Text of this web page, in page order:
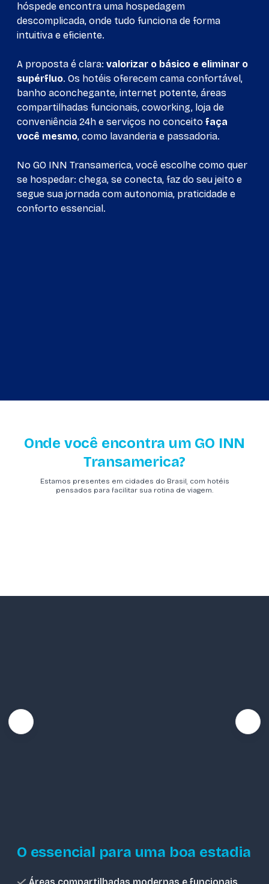
hóspede encontra uma hospedagem
descomplicada, onde tudo funciona de forma
intuitiva e eficiente.
A proposta é clara: valorizar o básico e eliminar o
supérfluo. Os hotéis oferecem cama confortável,
banho aconchegante, internet potente, áreas
compartilhadas funcionais, coworking, loja de
conveniência 24h e serviços no conceito faça
você mesmo, como lavanderia e passadoria.
No GO INN Transamerica, você escolhe como quer
se hospedar: chega, se conecta, faz do seu jeito e
segue sua jornada com autonomia, praticidade e
conforto essencial.
Onde você encontra um GO INN
Transamerica?
Estamos presentes em cidades do Brasil, com hotéis
pensados para facilitar sua rotina de viagem.
O essencial para uma boa estadia